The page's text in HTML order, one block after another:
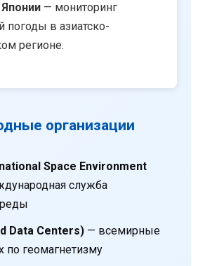
— мониторинг
погоды в азиатско-
регионе.
организации
Space Environment
служба
Data Centers)— всемирные
по геомагнетизму